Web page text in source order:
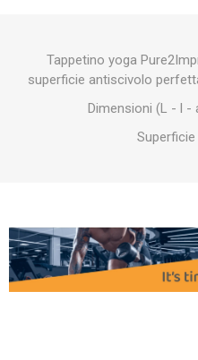
Tappetino yoga
superficie antiscivolo
Dimensioni (L - l -